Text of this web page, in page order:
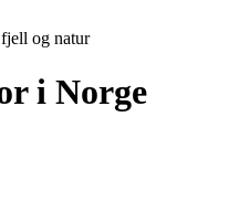
i Norge